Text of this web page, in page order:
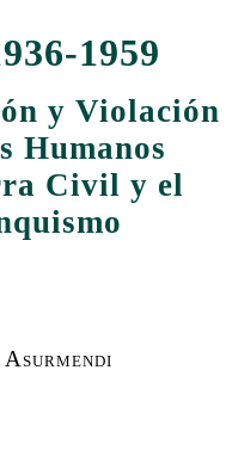
1959
y Violación
Humanos
Civil y el